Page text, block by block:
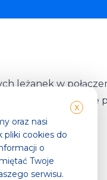
leżanek w
swobodnie
X
oraz nasi
cookies do
o
Twoje
serwisu.